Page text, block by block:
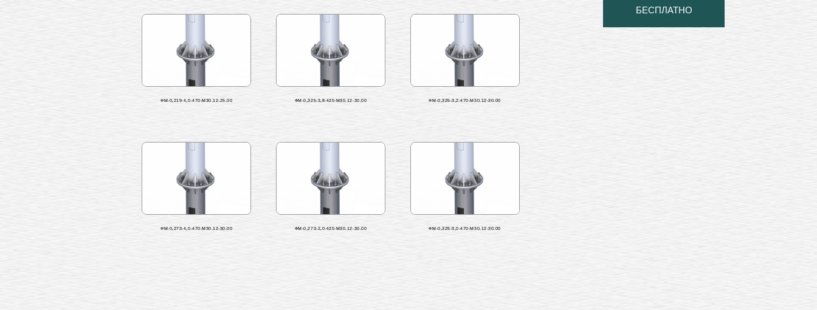
ФМ-0,219-4,0-470-М30.12-25.00 ФМ-0,325-3,8-420-М30.12-30.00 ФМ-0,325-3,2-470-М30.12-30.00
ФМ-0,273-4,0-470-М30.12-30.00 ФМ-0,273-2,0-420-М30.12-30.00 ФМ-0,325-3,0-470-М30.12-30.00
БЕСПЛАТНО